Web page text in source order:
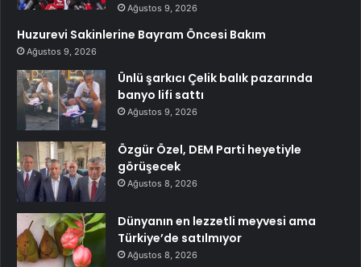
Ağustos 9, 2026
Huzurevi Sakinlerine Bayram Öncesi Bakım
Ağustos 9, 2026
Ünlü şarkıcı Çelik balık pazarında
banyo lifi sattı
Ağustos 9, 2026
Özgür Özel, DEM Parti heyetiyle
görüşecek
Ağustos 8, 2026
Dünyanın en lezzetli meyvesi ama
Türkiye’de satılmıyor
Ağustos 8, 2026